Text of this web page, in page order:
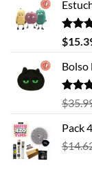
con
de 5
$
Bolso
con
de 5
$
Pack
$